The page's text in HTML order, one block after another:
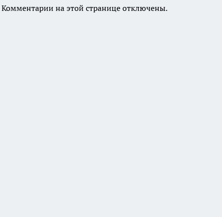
Комментарии на этой странице отключены.